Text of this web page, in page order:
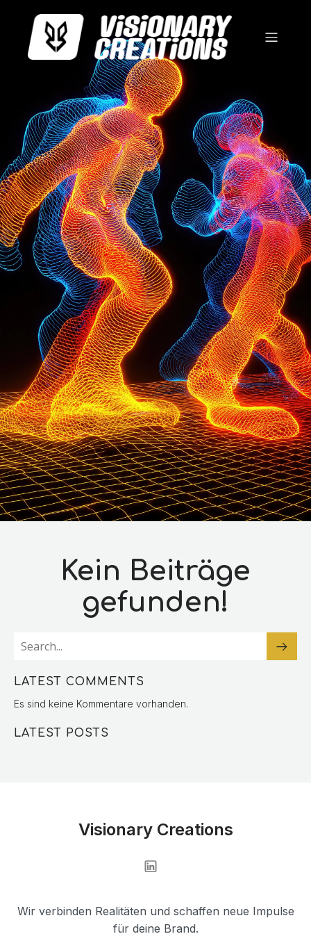
Kein Beiträge
gefunden!
LATEST COMMENTS
Es sind keine Kommentare vorhanden.
LATEST POSTS
Visionary Creations
Wir verbinden Realitäten und schaffen neue Impulse
für deine Brand.